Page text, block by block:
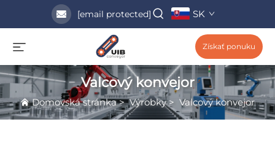
[email protected] SK
Získať ponuku
Valcový konvejor
Domovská stránka>Výrobky> Valcový konvejor